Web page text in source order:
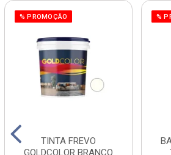
% PROMOÇÃO
TINTA FREVO
GOLDCOLOR BRANCO
%